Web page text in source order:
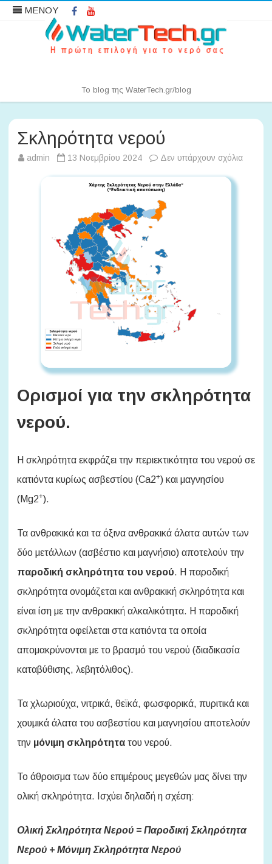
ΜΕΝΟΥ Facebook
Το blog της WaterTech.gr/blog
Μετάβαση
περιεχόμενο
Σκληρότητα νερού
admin 13 Νοεμβρίου 2024 Δεν υπάρχουν σχόλιαστο
Ορισμοί για την σκληρότητα
νερού.
Η σκληρότητα εκφράζει την περιεκτικότητα του νερού σε
κατιόντα κυρίως ασβεστίου (Ca2+) και μαγνησίου
(Mg2+).
Τα ανθρακικά και τα όξινα ανθρακικά άλατα αυτών των
δύο μετάλλων (ασβέστιο και μαγνήσιο) αποτελούν την
παροδική σκληρότητα του νερού. Η παροδική
σκληρότητα ονομάζεται και ανθρακική σκληρότητα και
είναι ίση με την ανθρακική αλκαλικότητα. Η παροδική
σκληρότητα οφείλεται στα κατιόντα τα οποία
απομακρύνονται με το βρασμό του νερού (διαδικασία
καταβύθισης, λεβητόλιθος).
Τα χλωριούχα, νιτρικά, θεϊκά, φωσφορικά, πυριτικά και
χουμικά άλατα του ασβεστίου και μαγνησίου αποτελούν
την μόνιμη σκληρότητα του νερού.
Το άθροισμα των δύο επιμέρους μεγεθών μας δίνει την
ολική σκληρότητα. Ισχύει δηλαδή η σχέση:
Ολική Σκληρότητα Νερού = Παροδική Σκληρότητα
Νερού + Μόνιμη Σκληρότητα Νερού